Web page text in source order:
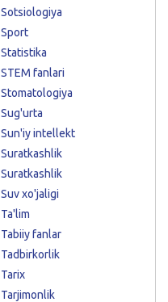
Sotsiologiya
Sport
Statistika
STEM fanlari
Stomatologiya
Sug'urta
Sun'iy intellekt
Suratkashlik
Suratkashlik
Suv xo'jaligi
Ta'lim
Tabiiy fanlar
Tadbirkorlik
Tarix
Tarjimonlik